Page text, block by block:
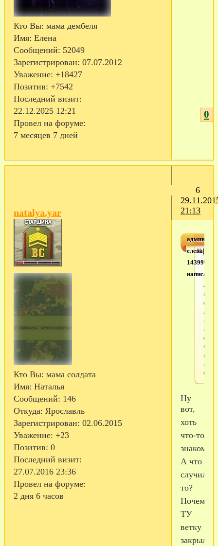
Кто Вы: мама дембеля
Имя: Елена
Сообщений: 52049
Зарегистрирован: 07.07.2012
Уважение: +18427
Позитив: +7542
Последний визит:
22.12.2025 12:21
Провел на форуме:
7 месяцев 7 дней
0
6
21:13
natalya.yar
Кто Вы: мама солдата
Имя: Наталья
Сообщений: 146
Откуда: Ярославль
Зарегистрирован: 02.06.2015
Уважение: +23
Позитив: 0
Последний визит:
27.07.2016 23:36
Провел на форуме:
2 дня 6 часов
админ
1-я
и
Ну
вот,
хоть
что-то
знакомое.
А что
то?
Почему
ТУ
ветку
закрыли?